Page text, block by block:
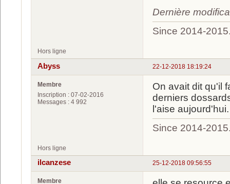
Dernière
Since 2014-
Hors ligne
22-12-2018 18:19:24
Abyss
Membre
Inscription : 07-02-2016
Messages : 4 992
On avait dit qu'il
derniers
l'aise aujourd'hui.
Since 2014-
Hors ligne
25-12-2018 09:56:55
ilcanzese
Membre